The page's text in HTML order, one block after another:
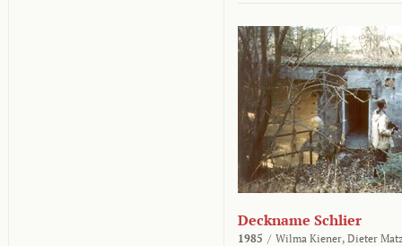
Deckname Schlier
1985 / Wilma Kiener, Dieter